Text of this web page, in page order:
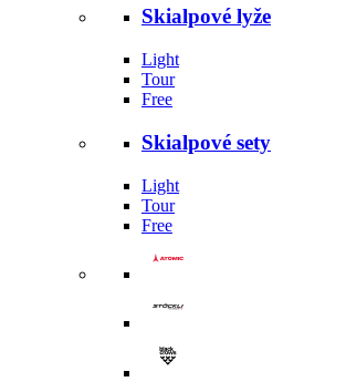
Skialpové lyže
Light
Tour
Free
Skialpové sety
Light
Tour
Free